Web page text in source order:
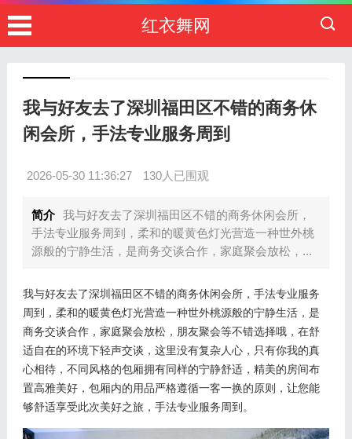
红衣舞网
我与好友去了深圳福田区不错的商务休
闲会所，手法专业服务周到
2026-05-30 11:36:27 130人已围观
简介 我与好友去了深圳福田区不错的商务休闲会所，
手法专业服务周到，柔和的暖黄色灯光营造一种世外桃
源般的宁静生活，是商务交谈合作，家庭聚会放松，...
我与好友去了深圳福田区不错的商务休闲会所，手法专业服务
周到，柔和的暖黄色灯光营造一种世外桃源般的宁静生活，是
商务交谈合作，家庭聚会放松，朋友聚会等不错选择哦，在舒
适自在的环境下轻声交谈，这里没有复杂人心，只有你我的真
心相待，不同风格的包厢拥有同样的宁静舒适，精美的房间布
置高雅美好，包厢内的用品严格遵循一客一换的原则，让您能
够舒适享受此次美好之旅，手法专业服务周到。